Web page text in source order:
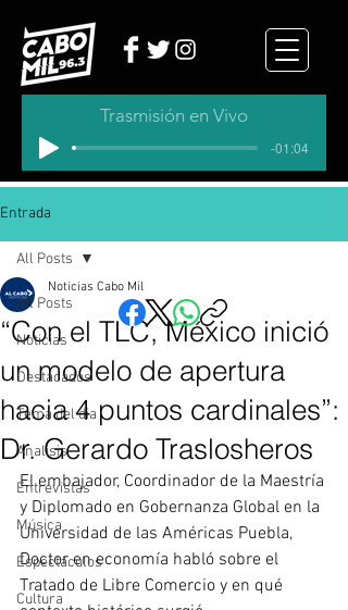
Trasmisión en Vivo
-01:04
Entrada
All Posts
Noticias
Destacados
Tema del dia
Analisis
Entrevistas
Música
Espectáculos
Cultura
All Posts
“Con el TLC, México inició
un modelo de apertura
hacia 4 puntos cardinales”:
Dr. Gerardo Traslosheros
Noticias Cabo Mil
El embajador, Coordinador de la Maestría
y Diplomado en Gobernanza Global en la
Universidad de las Américas Puebla,
Doctor en economía habló sobre el
Tratado de Libre Comercio y en qué